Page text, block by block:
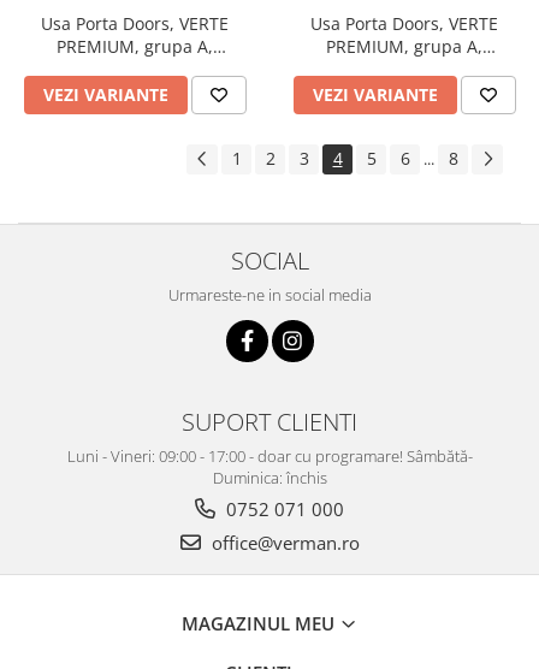
Usa Porta Doors, VERTE
PREMIUM, grupa A,
VEZI VARIANTE
Usa Porta Doors, VERTE
PREMIUM, grupa A,
VEZI VARIANTE
1 2 3 4 5 6 ... 8
SOCIAL
Urmareste-ne in social media
SUPORT CLIENTI
Luni - Vineri: 09:00 - 17:00 - doar cu programare! Sâmbătă-
Duminica: închis
0752 071 000
office@verman.ro
MAGAZINUL MEU